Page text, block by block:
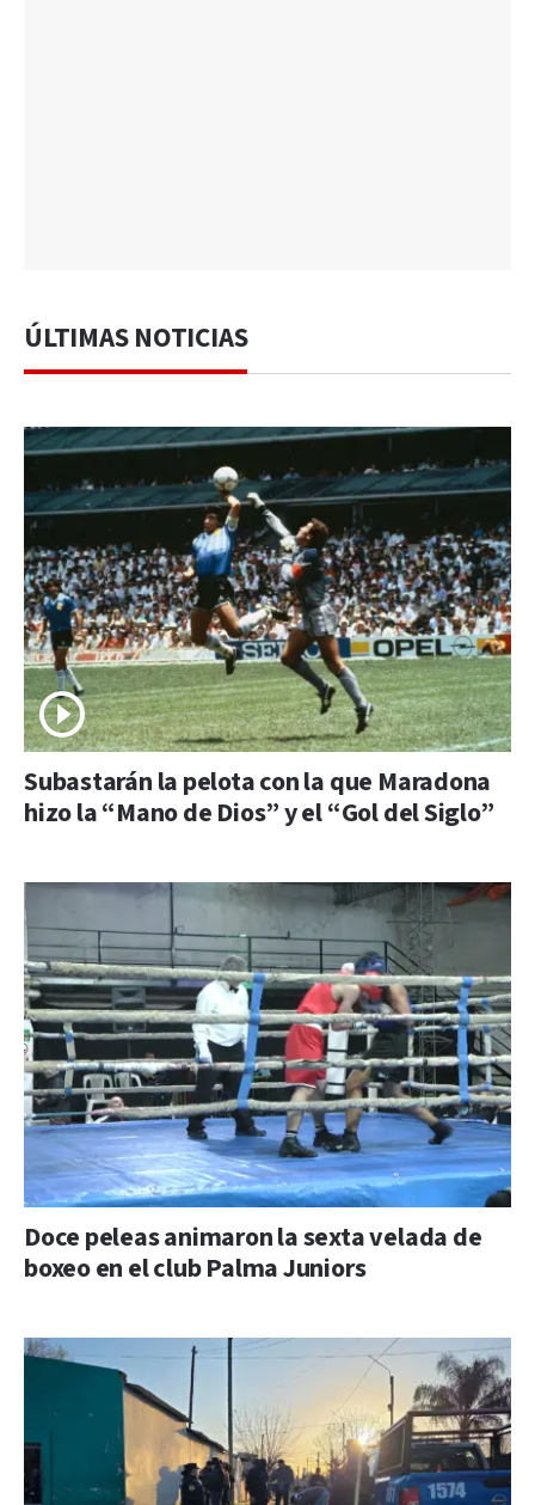
ÚLTIMAS NOTICIAS
Subastarán la pelota con la que Maradona
hizo la “Mano de Dios” y el “Gol del Siglo”
Doce peleas animaron la sexta velada de
boxeo en el club Palma Juniors